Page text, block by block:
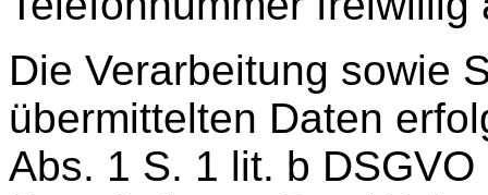
Die Verarbeitung sowie
übermittelten Daten
Abs. 1 S. 1 lit. b